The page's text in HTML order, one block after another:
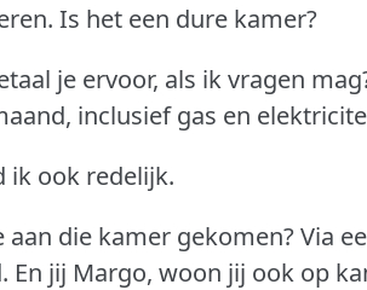
Is het een dure kamer?
je ervoor, als ik vragen
inclusief gas en
ik ook redelijk.
aan die kamer gekomen?Via
En jij Margo, woon jij ook op